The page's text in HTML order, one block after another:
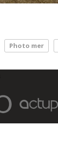
Photo mer